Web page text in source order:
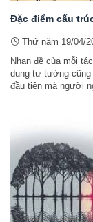
Đặc điểm cấu
Thứ năm 19/04/
Nhan đề của mỗi
dung tư tưởng
đầu tiên mà người